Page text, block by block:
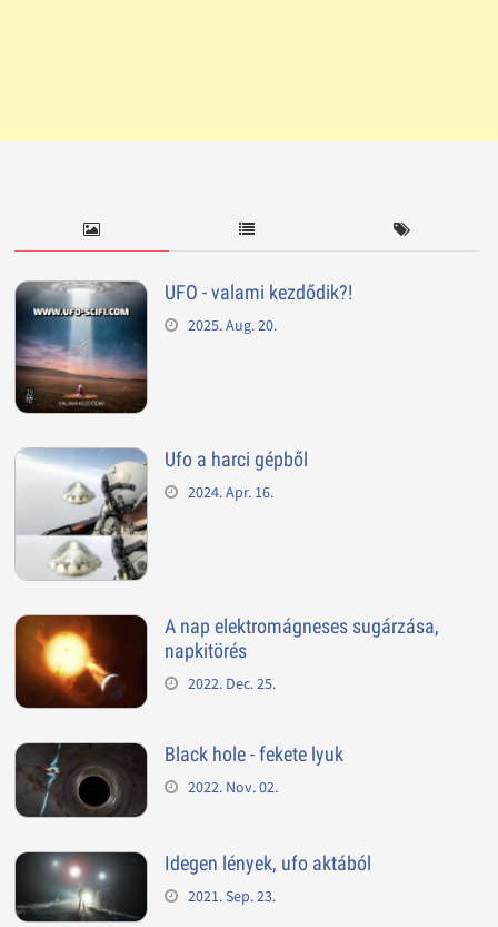
UFO - valami kezdődik?!
2025. Aug. 20.
Ufo a harci gépből
2024. Apr. 16.
A nap elektromágneses sugárzása,
napkitörés
2022. Dec. 25.
Black hole - fekete lyuk
2022. Nov. 02.
Idegen lények, ufo aktából
2021. Sep. 23.